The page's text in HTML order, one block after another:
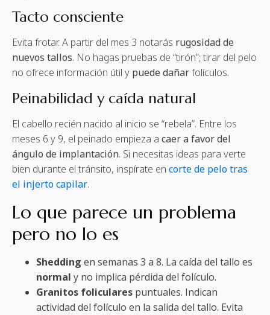
Tacto consciente
Evita frotar. A partir del mes 3 notarás rugosidad de
nuevos tallos. No hagas pruebas de “tirón”; tirar del pelo
no ofrece información útil y puede dañarfolículos.
Peinabilidad y caída natural
El cabello recién nacido al inicio se “rebela”. Entre los
meses 6 y 9, el peinado empieza a caer a favor del
ángulo de implantación. Si necesitas ideas para verte
bien durante el tránsito, inspírate en corte de pelo tras
el injerto capilar.
Lo que parece un problema
pero no lo es
Shedding en semanas 3 a 8. La caída del tallo es
normal y no implica pérdida del folículo.
Granitos foliculares puntuales. Indican
actividad del folículo en la salida del tallo. Evita